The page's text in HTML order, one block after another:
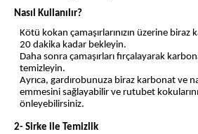
Nasıl Kullanılır?
Kötü kokan çamaşırlarınızın üzerine biraz
20 dakika kadar bekleyin.
Daha sonra çamaşırları fırçalayarak
temizleyin.
Ayrıca, gardırobunuza biraz karbonat ve
emmesini sağlayabilir ve rutubet
önleyebilirsiniz.
2- Sirke ile Temizlik